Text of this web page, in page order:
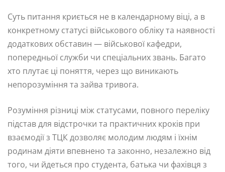
Суть питання криється не в календарному віці, а в
конкретному статусі військового обліку та наявності
додаткових обставин — військової кафедри,
попередньої служби чи спеціальних звань. Багато
хто плутає ці поняття, через що виникають
непорозуміння та зайва тривога.
Розуміння різниці між статусами, повного переліку
підстав для відстрочки та практичних кроків при
взаємодії з ТЦК дозволяє молодим людям і їхнім
родинам діяти впевнено та законно, незалежно від
того, чи йдеться про студента, батька чи фахівця з